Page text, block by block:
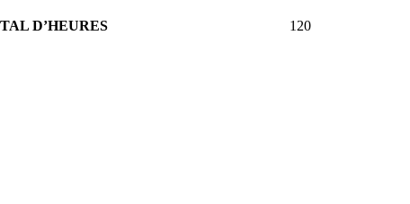
D’HEURES 120